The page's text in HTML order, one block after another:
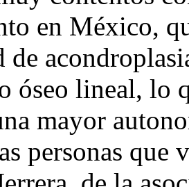
en México,
de
óseo lineal, lo
mayor
personas que